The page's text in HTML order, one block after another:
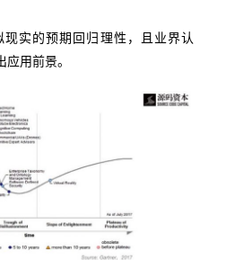
实的预期回归理性，且业界认
用前景。